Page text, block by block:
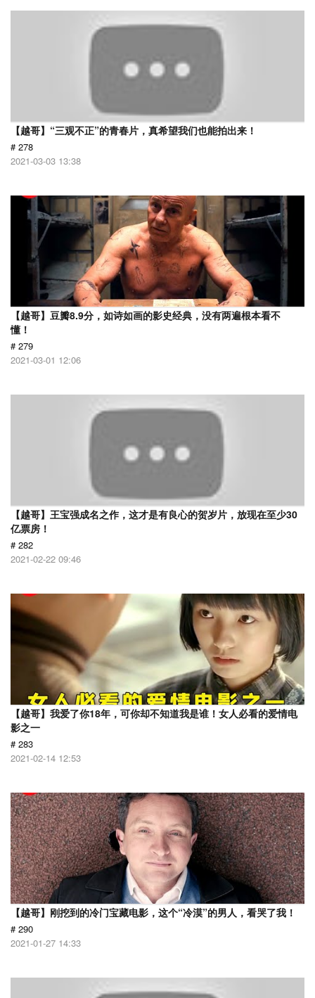
【越哥】“三观不正”的青春片，真希望我们也能拍出来！
# 278
2021-03-03 13:38
【越哥】豆瓣8.9分，如诗如画的影史经典，没有两遍根本看不
懂！
# 279
2021-03-01 12:06
【越哥】王宝强成名之作，这才是有良心的贺岁片，放现在至少30
亿票房！
# 282
2021-02-22 09:46
【越哥】我爱了你18年，可你却不知道我是谁！女人必看的爱情电
影之一
# 283
2021-02-14 12:53
【越哥】刚挖到的冷门宝藏电影，这个“冷漠”的男人，看哭了我！
# 290
2021-01-27 14:33